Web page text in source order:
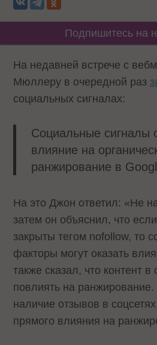
Подпишитесь на
На недавней встрече с
Мюллеру в очередной раз
социальных сигналах:
Социальные сигналы
влияние на
ранжирование в
На это Джон ответил: «Не
затем он объяснил, что
закрыты тегом nofollow, то
факторы могут оказать
также сказал, что контент в
повлиять на
наличие отзывов в
прямого влияния на